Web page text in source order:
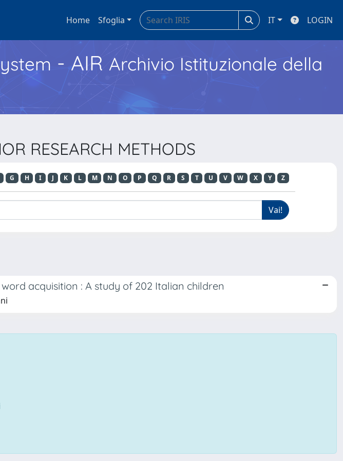
Home Sfoglia IT LOGIN
- AIR Archivio Istituzionale della
RESEARCH METHODS
G H I J K L M N O P Q R S T U V W X Y Z
acquisition : A study of 202 Italian children